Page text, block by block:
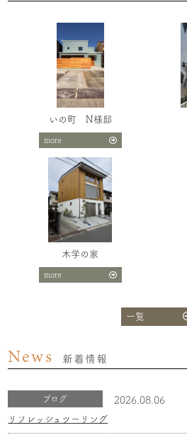
いの町 N様邸
more
木学の家
more
一覧
News 新着情報
ブログ 2026.08.06
リフレッシュツーリング